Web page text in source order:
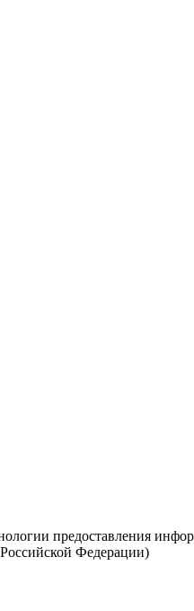
предоставления
Федерации)